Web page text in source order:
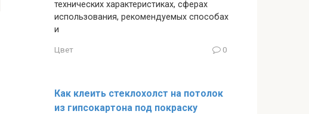
технических характеристиках, сферах
использования, рекомендуемых способах
и
Цвет 0
Как клеить стеклохолст на потолок
из гипсокартона под покраску